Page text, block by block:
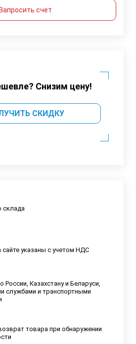
счет
Снизим цену!
СКИДКУ
склада
сайте указаны с учетом НДС
России, Казахстану и Беларуси,
службами и транспортными
товара при обнаружении